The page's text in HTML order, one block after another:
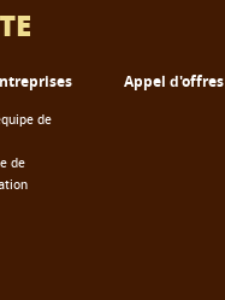
de
de
Appel d'offres